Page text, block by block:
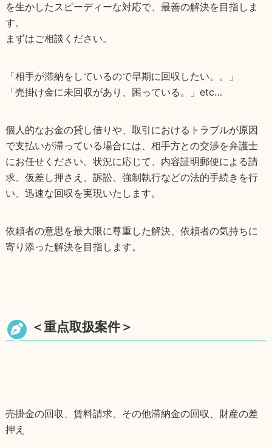
を生かしたスピーディーな対応で、最善の解決を目指しま
す。
まずはご相談ください。
「相手が滞納をしているので早期に回収したい。。」
「売掛け金に未回収があり、困っている。」etc…
個人的なお金の貸し借りや、取引におけるトラブルが原因
で支払いが滞っている場合には、相手方との交渉を弁護士
にお任せください。状況に応じて、内容証明郵便による請
求、仮差し押さえ、訴訟、強制執行などの法的手続きを行
い、迅速な回収を実現いたします。
依頼者の意思を最大限に尊重した解決、依頼者の気持ちに
寄り添った解決を目指します。
＜重点取扱案件＞
売掛金の回収、賃料請求、その他滞納金の回収、財産の差
押え